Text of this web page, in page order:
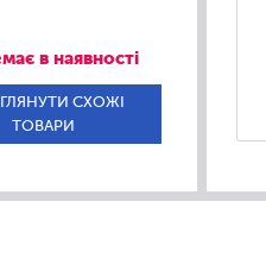
в наявності
СХОЖІ
ТОВАРИ